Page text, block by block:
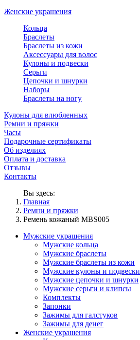
Женские украшения
Кольца
Браслеты
Браслеты из кожи
Аксессуары для волос
Кулоны и подвески
Серьги
Цепочки и шнурки
Наборы
Браслеты на ногу
Кулоны для влюбленных
Ремни и пряжки
Часы
Подарочные сертификаты
Об изделиях
Оплата и доставка
Отзывы
Контакты
Вы здесь:
Главная
Ремни и пряжки
Ремень кожаный MBS005
Мужские украшения
Мужские кольца
Мужские браслеты
Мужские браслеты из кожи
Мужские кулоны и подвески
Мужские цепочки и шнурки
Мужские серьги и клипсы
Комплекты
Запонки
Зажимы для галстуков
Зажимы для денег
Женские украшения